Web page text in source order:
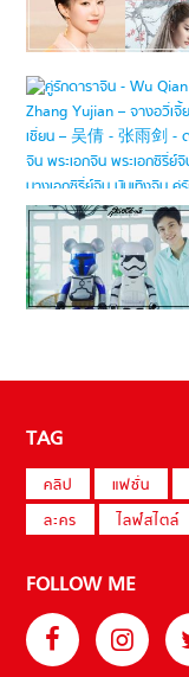
TAG
คลิป แฟชั่น
ละคร
ไลฟ์สไตล์
FOLLOW ME